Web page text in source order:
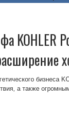
бизнеса
а также